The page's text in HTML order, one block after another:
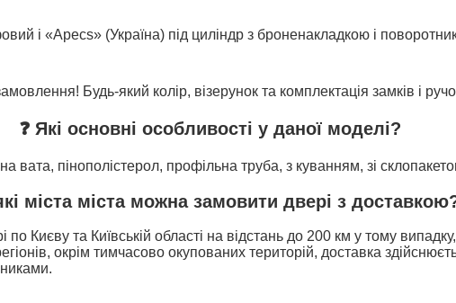
і «Apecs» (Україна) під циліндр з броненакладкою і
Будь-який колір, візерунок та комплектація замків і
❓ Які основні особливості у даної моделі?
вата, пінополістерол, профільна труба, з куванням, зі
міста міста можна замовити двері з
Києву та Київській області на відстань до 200 км у тому
окрім тимчасово окупованих територій, доставка